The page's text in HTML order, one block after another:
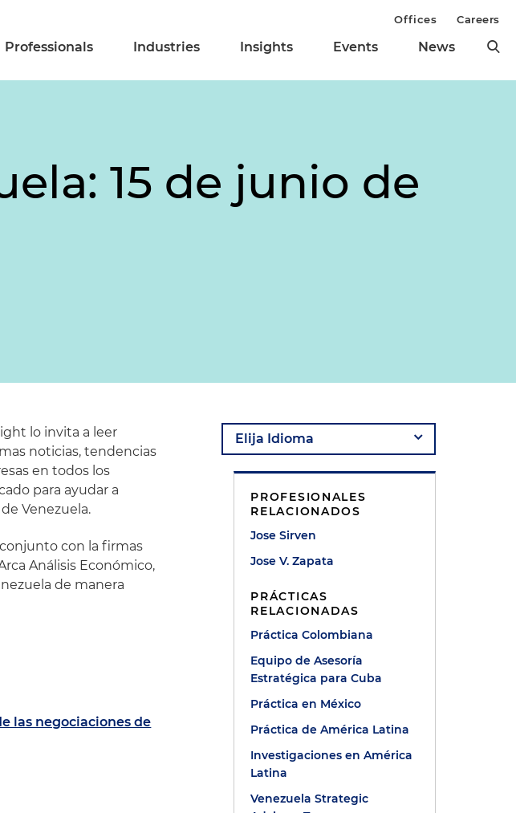
Professionals Industries Insights Events News
Offices Careers
15 de junio de
lo invita a leer
noticias, tendencias
en todos los
para ayudar a
Venezuela.
con la firmas
Análisis Económico,
de manera
las negociaciones de
PROFESIONALES
RELACIONADOS
Jose Sirven
Jose V. Zapata
PRÁCTICAS
RELACIONADAS
Práctica Colombiana
Equipo de Asesoría
Estratégica para Cuba
Práctica en México
Práctica de América Latina
Investigaciones en América
Latina
Venezuela Strategic